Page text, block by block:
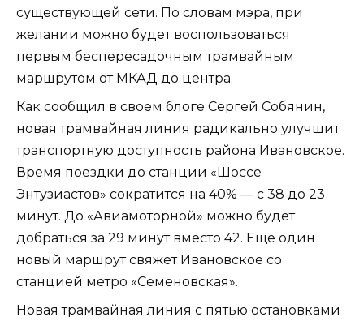
существующей сети. По словам мэра, при
желании можно будет воспользоваться
первым беспересадочным трамвайным
маршрутом от МКАД до центра.
Как сообщил в своем блоге Сергей Собянин,
новая трамвайная линия радикально улучшит
транспортную доступность района Ивановское.
Время поездки до станции «Шоссе
Энтузиастов» сократится на 40% — с 38 до 23
минут. До «Авиамоторной» можно будет
добраться за 29 минут вместо 42. Еще один
новый маршрут свяжет Ивановское со
станцией метро «Семеновская».
Новая трамвайная линия с пятью остановками